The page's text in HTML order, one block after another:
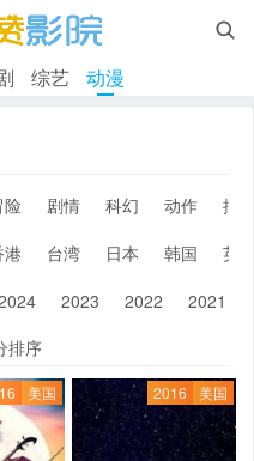

综艺 动漫
险 剧情 科幻 动作
搞
港 台湾 日本 韩国
英
2023 2022 2021
排序
美国 2016 美国